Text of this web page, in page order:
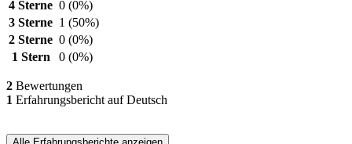
4 Sterne 0 (0%)
3 Sterne 1 (50%)
2 Sterne 0 (0%)
1 Stern
0 (0%)
2 Bewertungen
1 Erfahrungsbericht auf Deutsch